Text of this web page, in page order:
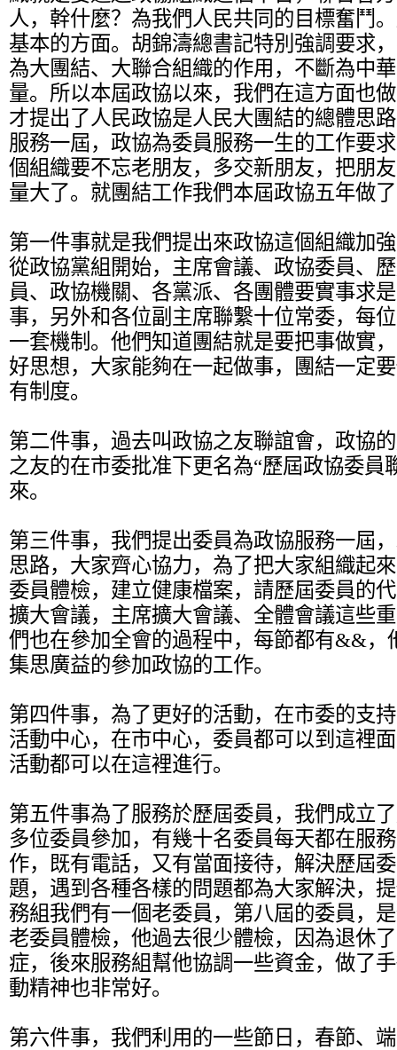
人，幹什麼？為我們人民共同的目標奮鬥
基本的方面。胡錦濤總書記特別強調要求
為大團結、大聯合組織的作用，不斷為中
量。所以本屆政協以來，我們在這方面也
才提出了人民政協是人民大團結的總體思
服務一屆，政協為委員服務一生的工作要
個組織要不忘老朋友，多交新朋友，把朋
量大了。就團結工作我們本屆政協五年做
第一件事就是我們提出來政協這個組織加
從政協黨組開始，主席會議、政協委員、
員、政協機關、各黨派、各團體要實事求
事，另外和各位副主席聯繫十位常委，每
一套機制。他們知道團結就是要把事做實
好思想，大家能夠在一起做事，團結一定
有制度。
第二件事，過去叫政協之友聯誼會，政協
之友的在市委批准下更名為“歷屆政協委員
來。
第三件事，我們提出委員為政協服務一屆
思路，大家齊心協力，為了把大家組織起
委員體檢，建立健康檔案，請歷屆委員的
擴大會議，主席擴大會議、全體會議這些
們也在參加全會的過程中，每節都有&&，
集思廣益的參加政協的工作。
第四件事，為了更好的活動，在市委的支
活動中心，在市中心，委員都可以到這裡
活動都可以在這裡進行。
第五件事為了服務於歷屆委員，我們成立
多位委員參加，有幾十名委員每天都在服
作，既有電話，又有當面接待，解決歷屆
題，遇到各種各樣的問題都為大家解決，
務組我們有一個老委員，第八屆的委員，
老委員體檢，他過去很少體檢，因為退休
症，後來服務組幫他協調一些資金，做了
動精神也非常好。
第六件事，我們利用的一些節日，春節、